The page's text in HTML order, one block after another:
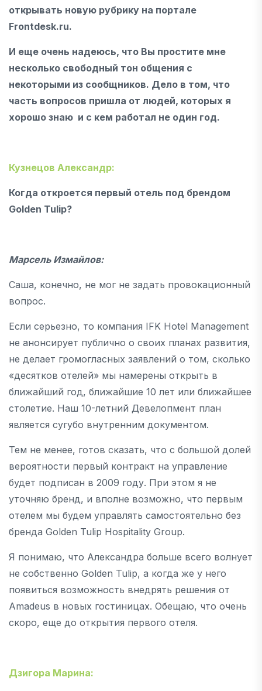
открывать новую рубрику на портале
Frontdesk.ru.
И еще очень надеюсь, что Вы простите мне
несколько свободный тон общения с
некоторыми из сообщников. Дело в том, что
часть вопросов пришла от людей, которых я
хорошо знаю и с кем работал не один год.
Кузнецов Александр:
Когда откроется первый отель под брендом
Golden Tulip?
Марсель Измайлов:
Саша, конечно, не мог не задать провокационный
вопрос.
Если серьезно, то компания IFK Hotel Management
не анонсирует публично о своих планах развития,
не делает громогласных заявлений о том, сколько
«десятков отелей» мы намерены открыть в
ближайший год, ближайшие 10 лет или ближайшее
столетие. Наш 10-летний Девелопмент план
является сугубо внутренним документом.
Тем не менее, готов сказать, что с большой долей
вероятности первый контракт на управление
будет подписан в 2009 году. При этом я не
уточняю бренд, и вполне возможно, что первым
отелем мы будем управлять самостоятельно без
бренда Golden Tulip Hospitality Group.
Я понимаю, что Александра больше всего волнует
не собственно Golden Tulip, а когда же у него
появиться возможность внедрять решения от
Amadeus в новых гостиницах. Обещаю, что очень
скоро, еще до открытия первого отеля.
Дзигора Марина: